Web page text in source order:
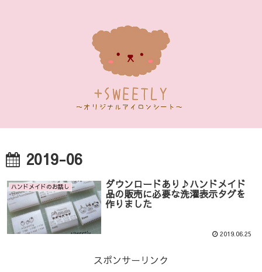
2019-06
ハンドメイドのお話し ダウンロードあり♪ハンドメイド
品の販売に必要な洗濯表示タグを
作りました
2019.06.25
スポンサーリンク